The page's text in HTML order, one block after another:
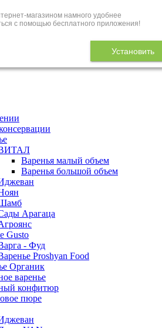
магазином намного удобнее
с помощью бесплатного приложения!
Установить
Варенья малый объем
Варенья большой объем
Арагаца
Gusto
- Фуд
Proshyan Food
Органик
варенье
конфитюр
пюре